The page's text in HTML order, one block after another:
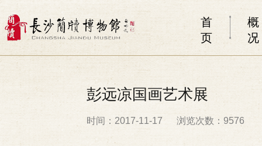
首
页
概
况
彭远凉国画艺术展
时间：2017-11-17 浏览次数：9576